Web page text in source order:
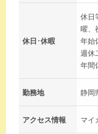
休日･休暇
休日
曜、
年始
週休
年間
勤務地 静岡
アクセス情報 マイ